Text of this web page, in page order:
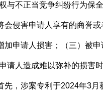
与不正当竞争纠纷行为保
会侵害申请人享有的商誉
加申请人损害；（三）被
请人造成难以弥补的损害
先，涉案专利于2024年3